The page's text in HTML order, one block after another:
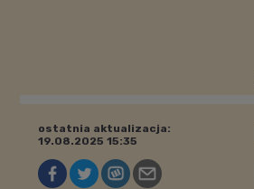
ostatnia aktualizacja:
19.08.2025 15:35